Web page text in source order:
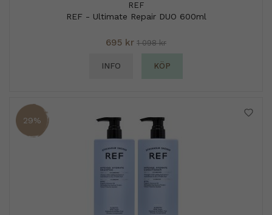
REF
REF - Ultimate Repair DUO 600ml
695 kr 1 098 kr
INFO KÖP
29%